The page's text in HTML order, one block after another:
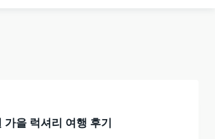
가을 럭셔리 여행 후기